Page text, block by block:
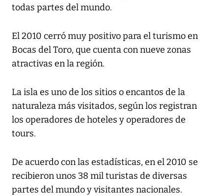
todas partes del mundo.
El 2010 cerró muy positivo para el turismo en
Bocas del Toro, que cuenta con nueve zonas
atractivas en la región.
La isla es uno de los sitios o encantos de la
naturaleza más visitados, según los registran
los operadores de hoteles y operadores de
tours.
De acuerdo con las estadísticas, en el 2010 se
recibieron unos 38 mil turistas de diversas
partes del mundo y visitantes nacionales.